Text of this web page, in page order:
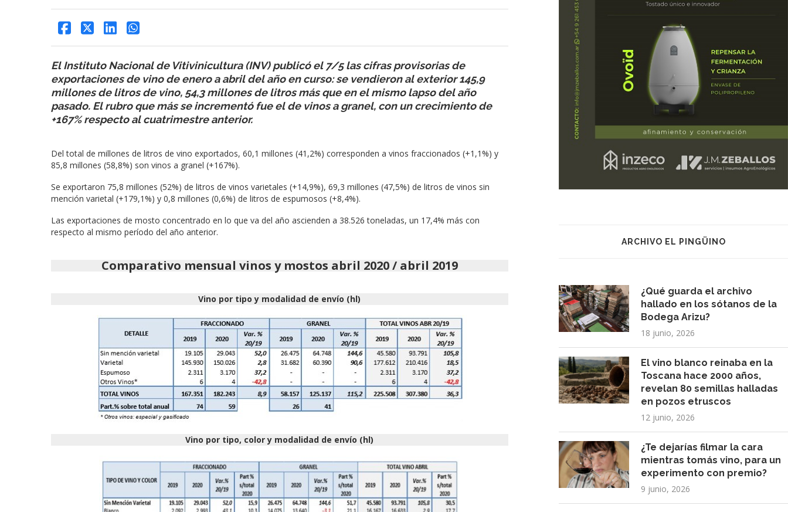
El Instituto Nacional de Vitivinicultura (INV) publicó el 7/5 las cifras provisorias de
exportaciones de vino de enero a abril del año en curso: se vendieron al exterior 145,9
millones de litros de vino, 54,3 millones de litros más que en el mismo lapso del año
pasado. El rubro que más se incrementó fue el de vinos a granel, con un crecimiento de
+167% respecto al cuatrimestre anterior.
Del total de millones de litros de vino exportados, 60,1 millones (41,2%) corresponden a vinos fraccionados (+1,1%) y
85,8 millones (58,8%) son vinos a granel (+167%).
Se exportaron 75,8 millones (52%) de litros de vinos varietales (+14,9%), 69,3 millones (47,5%) de litros de vinos sin
mención varietal (+179,1%) y 0,8 millones (0,6%) de litros de espumosos (+8,4%).
Las exportaciones de mosto concentrado en lo que va del año ascienden a 38.526 toneladas, un 17,4% más con
respecto al mismo período del año anterior.
Comparativo mensual vinos y mostos abril 2020 / abril 2019
Vino por tipo y modalidad de envío (hl)
Vino por tipo, color y modalidad de envío (hl)
ARCHIVO EL PINGÜINO
¿Qué guarda el archivo
hallado en los sótanos de la
Bodega Arizu?
18 junio, 2026
El vino blanco reinaba en la
Toscana hace 2000 años,
revelan 80 semillas halladas
en pozos etruscos
12 junio, 2026
¿Te dejarías filmar la cara
mientras tomás vino, para un
experimento con premio?
9 junio, 2026